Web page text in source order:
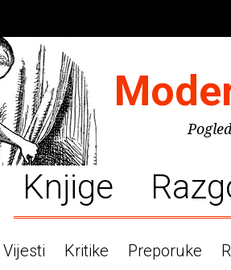
Knjige
Vijesti Kritike Preporuke